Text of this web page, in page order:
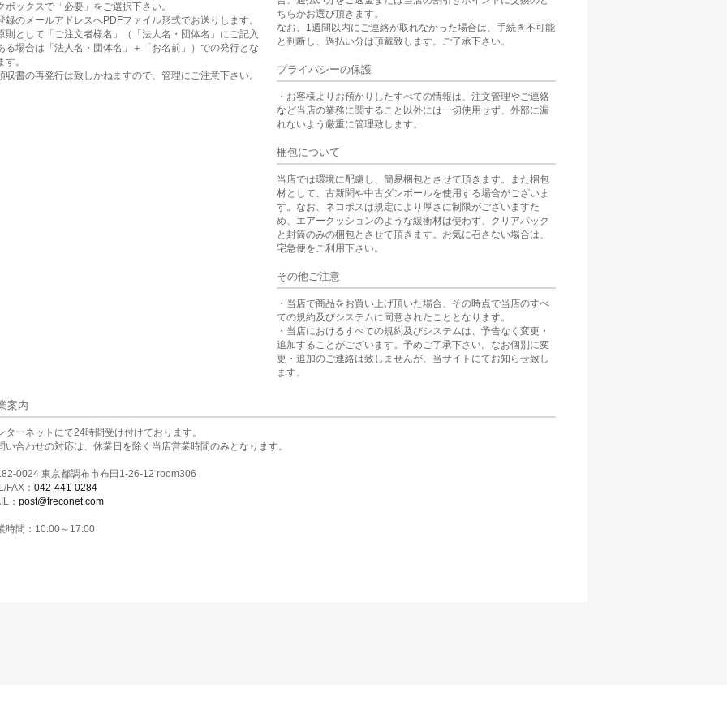
ボックスで「必要」をご選択下さい。
録のメールアドレスへPDFファイル形式でお送りします。
則として「ご注文者様名」（「法人名・団体名」にご記入
る場合は「法人名・団体名」＋「お名前」）での発行とな
す。
収書の再発行は致しかねますので、管理にご注意下さい。
ちらかお選び頂きます。
なお、1週間以内にご連絡が取れなかった場合は、手続き不可能
と判断し、過払い分は頂戴致します。ご了承下さい。
プライバシーの保護
・お客様よりお預かりしたすべての情報は、注文管理やご連絡
など当店の業務に関すること以外には一切使用せず、外部に漏
れないよう厳重に管理致します。
梱包について
当店では環境に配慮し、簡易梱包とさせて頂きます。また梱包
材として、古新聞や中古ダンボールを使用する場合がございま
す。なお、ネコポスは規定により厚さに制限がございますた
め、エアークッションのような緩衝材は使わず、クリアパック
と封筒のみの梱包とさせて頂きます。お気に召さない場合は、
宅急便をご利用下さい。
その他ご注意
・当店で商品をお買い上げ頂いた場合、その時点で当店のすべ
ての規約及びシステムに同意されたこととなります。
・当店におけるすべての規約及びシステムは、予告なく変更・
追加することがございます。予めご了承下さい。なお個別に変
更・追加のご連絡は致しませんが、当サイトにてお知らせ致し
ます。
案内
ターネットにて24時間受け付けております。
い合わせの対応は、休業日を除く当店営業時間のみとなります。
0024 東京都調布市布田1-26-12 room306
FAX： 042-441-0284
： post@freconet.com
時間：10:00～17:00